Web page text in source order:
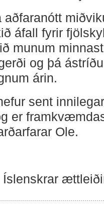
áfall fyrir
munum
og þá
árin.
sent
er
Ole.
Íslenskrar